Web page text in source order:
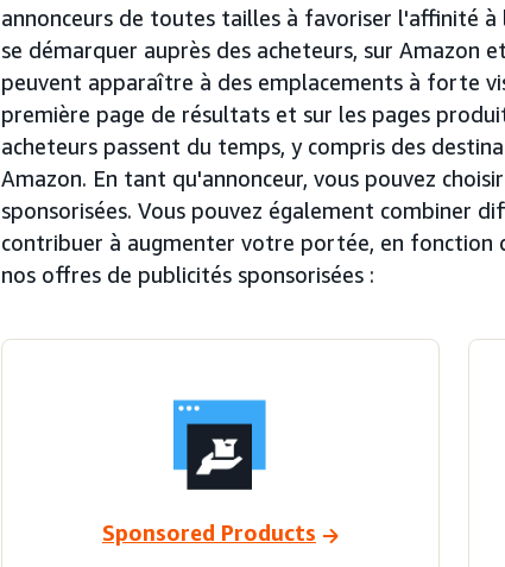
annonceurs de toutes tailles à favoriser l'affinité
se démarquer auprès des acheteurs, sur Amazon
peuvent apparaître à des emplacements à forte
première page de résultats et sur les pages
acheteurs passent du temps, y compris des
Amazon. En tant qu'annonceur, vous pouvez
sponsorisées. Vous pouvez également combiner
contribuer à augmenter votre portée, en fonction
nos offres de publicités sponsorisées :
Sponsored Products